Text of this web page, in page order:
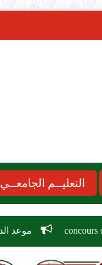
التعليــم الجامعــي
موعد الدخول المدرسي 2026-2027